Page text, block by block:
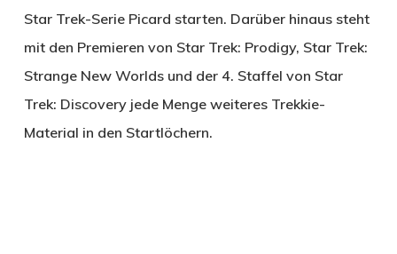
Star Trek-Serie Picard starten. Darüber hinaus steht
mit den Premieren von Star Trek: Prodigy, Star Trek:
Strange New Worlds und der 4. Staffel von Star
Trek: Discovery jede Menge weiteres Trekkie-
Material in den Startlöchern.